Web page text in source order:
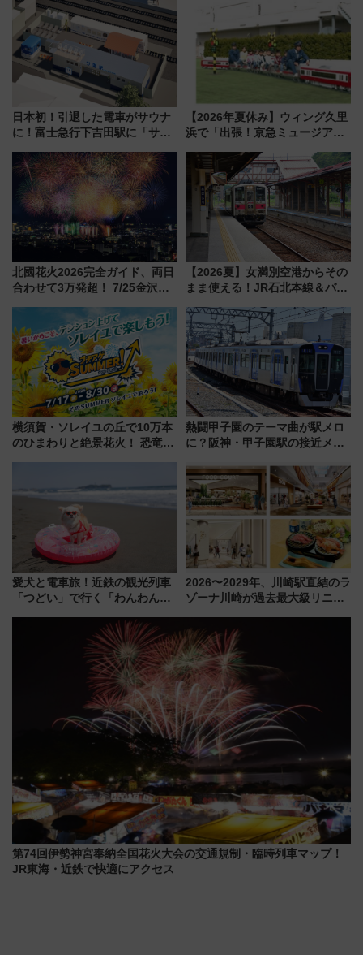
日本初！引退した電車がサウナ
に！富士急行下吉田駅に「サ電
業 行き交う電車の音や振動を
感じながら「ととのう」新感覚
【2026年夏休み】ウィング久里
浜で「出張！京急ミュージア
ラリーや子ども制服撮影も
北國花火2026完全ガイド、両日
合わせて3万発超！ 7/25金沢大
会の日程・アクセス・観覧席ま
とめ（石川県）
【2026夏】女満別空港からその
まま使える！JR石北本線＆バス
ーパス」でおトクに道東観光
（8/3発売）
横須賀・ソレイユの丘で10万本
のひまわりと絶景花火！ 恐竜や
7月17日～開催）
熱闘甲子園のテーマ曲が駅メロ
に？阪神・甲子園駅の接近メロ
谷実アレンジの特別仕様へ、8月
5日始発から
愛犬と電車旅！近鉄の観光列車
「つどい」で行く「わんわん列
める日帰りツアー
2026〜2029年、川崎駅直結のラ
ゾーナ川崎が過去最大級リニュ
「いつから何が変わるか」徹底
解説！
第74回伊勢神宮奉納全国花火大会の交通規制・臨時列車マップ！
JR東海・近鉄で快適にアクセス